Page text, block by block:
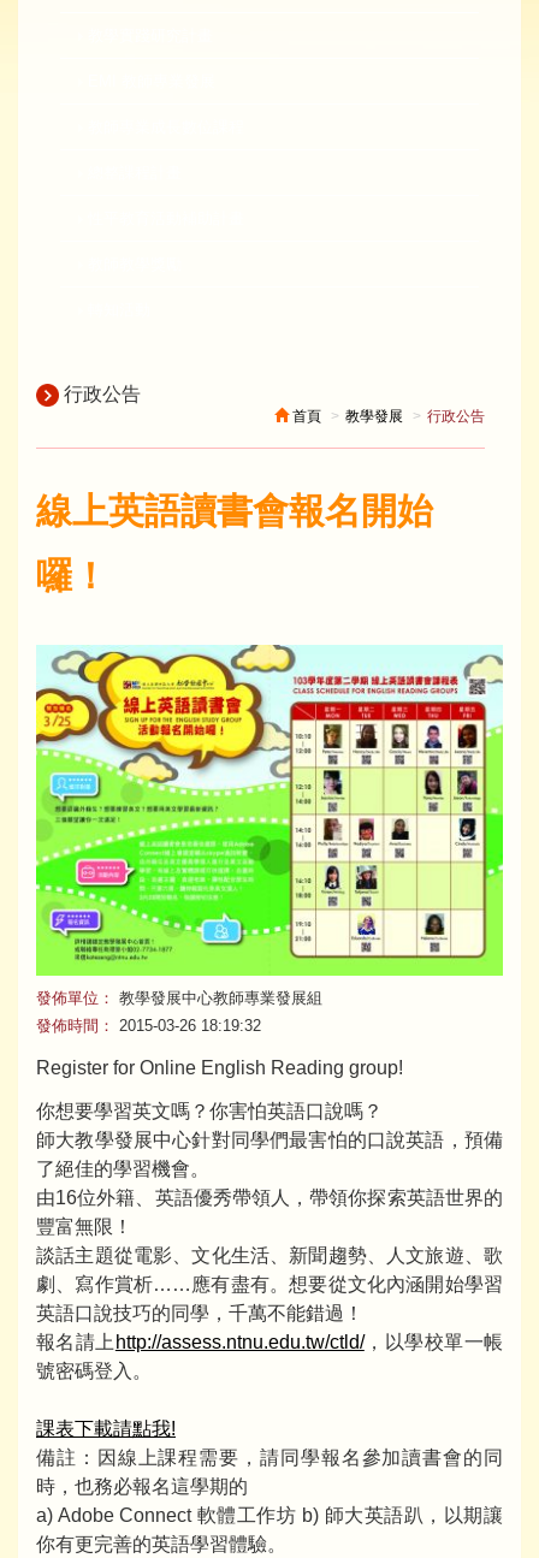
行政公告
首頁 教學發展 行政公告
線上英語讀書會報名開始
囉！
發佈單位： 教學發展中心教師專業發展組
發佈時間：
2015-03-26 18:19:32
Register for Online English Reading group!
你想要學習英文嗎？你害怕英語口說嗎？
師大教學發展中心針對同學們最害怕的口說英語，預備
了絕佳的學習機會。
由16位外籍、英語優秀帶領人，帶領你探索英語世界的
豐富無限！
談話主題從電影、文化生活、新聞趨勢、人文旅遊、歌
劇、寫作賞析……應有盡有。想要從文化內涵開始學習
英語口說技巧的同學，千萬不能錯過！
報名請上 http://assess.ntnu.edu.tw/ctld/，以學校單一帳
號密碼登入。
課表下載請點我!
備註：因線上課程需要，請同學報名參加讀書會的同
時，也務必報名這學期的
a) Adobe Connect 軟體工作坊 b) 師大英語趴，以期讓
你有更完善的英語學習體驗。